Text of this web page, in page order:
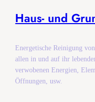
Haus- und
Energetische Reinigung
allen in und auf ihr
verwobenen Energien,
Öffnungen, usw.